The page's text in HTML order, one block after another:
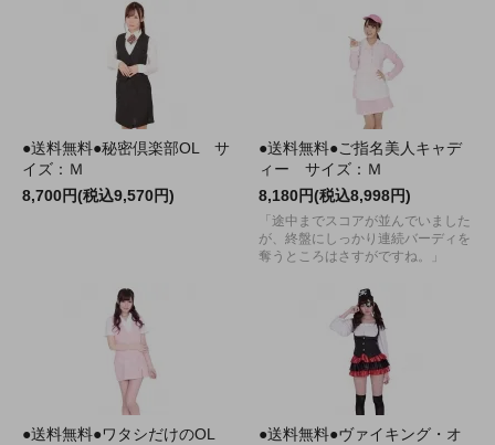
●送料無料●秘密倶楽部OL サ
イズ：Ｍ
8,700円(税込9,570円)
●送料無料●ご指名美人キャデ
ィー サイズ：Ｍ
8,180円(税込8,998円)
「途中までスコアが並んでいました
が、終盤にしっかり連続バーディを
奪うところはさすがですね。」
●送料無料●ワタシだけのOL
●送料無料●ヴァイキング・オ